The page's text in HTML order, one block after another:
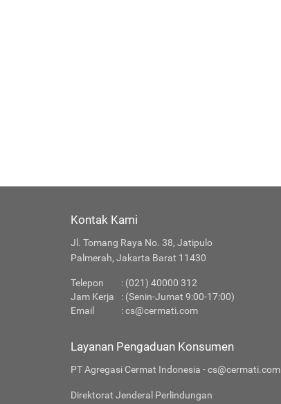
Kontak Kami
Jl. Tomang Raya No. 38, Jatipulo
Palmerah, Jakarta Barat 11430
Telepon
: (021) 40000 312
Jam Kerja
: (Senin-Jumat 9:00-17:00)
Email
:cs@cermati.com
Layanan Pengaduan Konsumen
PT Agregasi Cermat Indonesia - cs@cermati.com
Direktorat Jenderal Perlindungan